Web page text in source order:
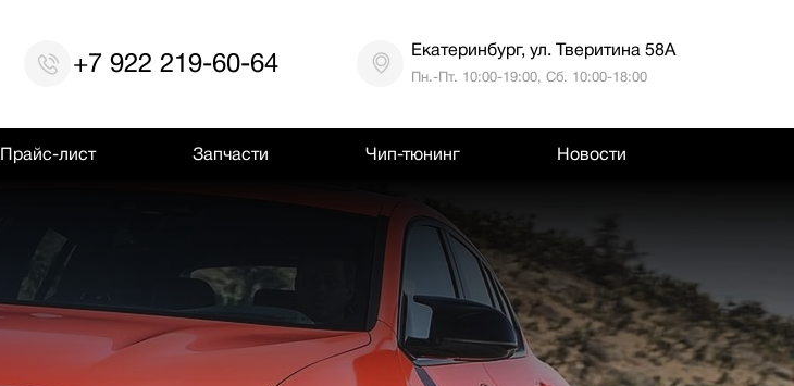
+7 922 219-60-64 Екатеринбург, ул. Тверитина 58А
Пн.-Пт. 10:00-19:00, Сб. 10:00-18:00
Прайс-лист Запчасти Чип-тюнинг Новости